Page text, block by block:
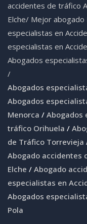
accidentes de tráfico
Elche/ Mejor abogado
especialistas en
especialistas en
Abogados
/
Abogados
Abogados
Menorca / Abogados
tráfico Orihuela /
de Tráfico Torrevieja
Abogado accidentes
Elche / Abogado
especialistas en
Abogados
Pola